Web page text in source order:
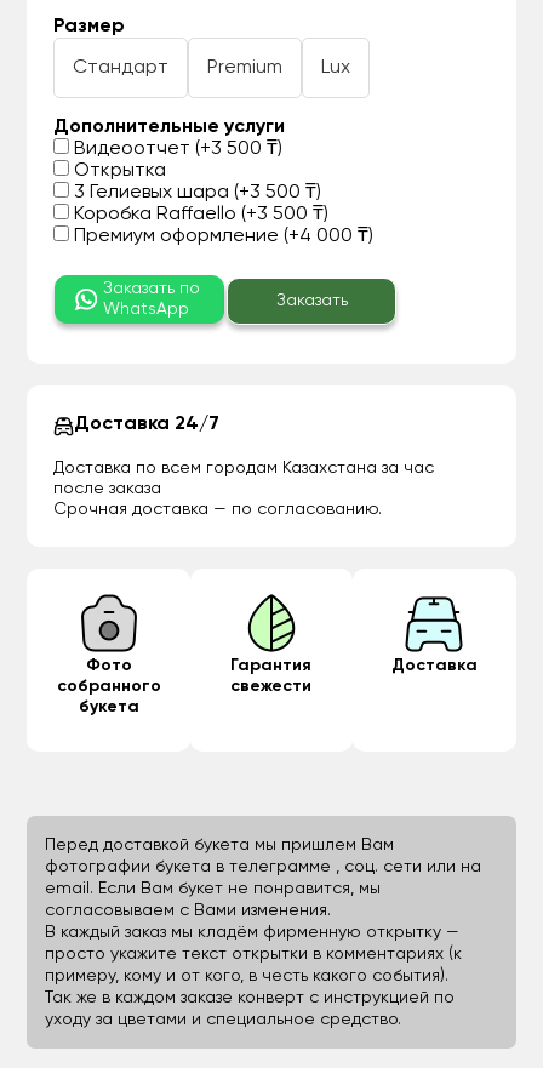
Размер
Стандарт Premium Lux
Дополнительные услуги
Видеоотчет (+3 500 ₸)
Открытка
3 Гелиевых шара (+3 500 ₸)
Коробка Raffaello (+3 500 ₸)
Премиум оформление (+4 000 ₸)
Заказать по
WhatsApp
Заказать
Доставка 24/7
Доставка по всем городам Казахстана за час
после заказа
Срочная доставка — по согласованию.
Фото
собранного
букета
Гарантия
свежести
Доставка
Перед доставкой букета мы пришлем Вам
фотографии букета в телеграмме , соц. сети или на
email. Если Вам букет не понравится, мы
согласовываем с Вами изменения.
В каждый заказ мы кладём фирменную открытку —
просто укажите текст открытки в комментариях (к
примеру, кому и от кого, в честь какого события).
Так же в каждом заказе конверт с инструкцией по
уходу за цветами и специальное средство.